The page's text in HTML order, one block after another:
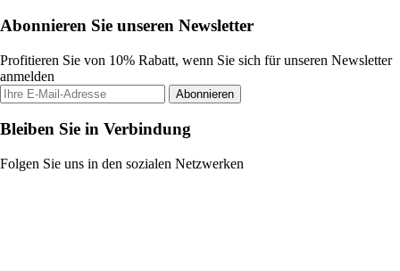
Abonnieren Sie unseren Newsletter
Profitieren Sie von 10% Rabatt, wenn Sie sich für unseren Newsletter
anmelden
Abonnieren
Bleiben Sie in Verbindung
Folgen Sie uns in den sozialen Netzwerken